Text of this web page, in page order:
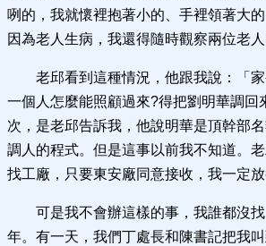
咧的，我就懷裡抱著小的、手裡領著大的
因為老人生病，我還得隨時觀察兩位老人
老邱看到這種情況，他跟我說：「
一個人怎麼能照顧過來?得把劉明華調回
次，是老邱告訴我，他說明華是頂幹部
調人的程式。但是這事以前我不知道。
找工廠，只要東安廠同意接收，我一定放
可是我不會辦這樣的事，我誰都沒
年。有一天，我們丁處長和陳書記把我叫